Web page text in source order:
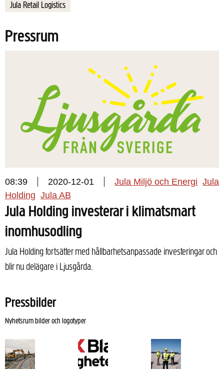
Jula Retail Logistics
Pressrum
08:39 2020-12-01 Jula Miljö och Energi Jula
Holding Jula AB
Jula Holding investerar i klimatsmart
inomhusodling
Jula Holding fortsätter med hållbarhetsanpassade investeringar och
blir nu delägare i Ljusgårda.
Pressbilder
Nyhetsrum bilder och logotyper